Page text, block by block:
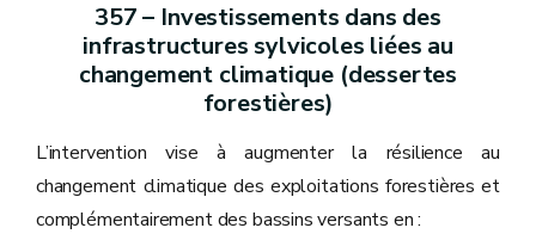
357 – Investissements dans des
infrastructures sylvicoles liées au
changement climatique (dessertes
forestières)
L’intervention vise à augmenter la résilience au
changement climatique des exploitations forestières et
complémentairement des bassins versants en :